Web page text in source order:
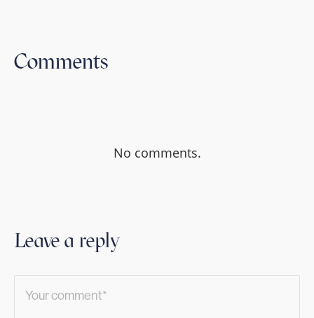
Comments
No comments.
Leave a reply